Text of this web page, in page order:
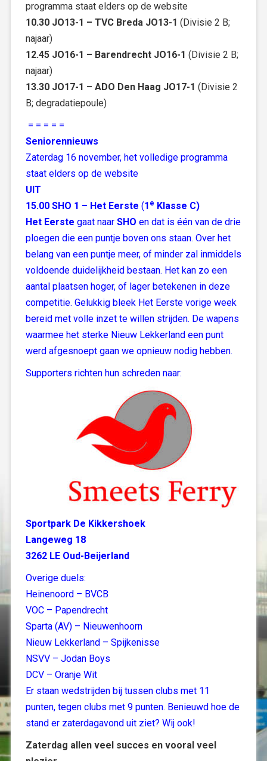
programma staat elders op de website
10.30 JO13-1 – TVC Breda JO13-1 (Divisie 2 B;
najaar)
12.45 JO16-1 – Barendrecht JO16-1 (Divisie 2 B;
najaar)
13.30 JO17-1 – ADO Den Haag JO17-1 (Divisie 2
B; degradatiepoule)
= = = = =
Seniorennieuws
Zaterdag 16 november, het volledige programma
staat elders op de website
UIT
15.00 SHO 1 – Het Eerste (1 e Klasse C)
Het Eerste gaat naar SHO en dat is één van de drie
ploegen die een puntje boven ons staan. Over het
belang van een puntje meer, of minder zal inmiddels
voldoende duidelijkheid bestaan. Het kan zo een
aantal plaatsen hoger, of lager betekenen in deze
competitie. Gelukkig bleek Het Eerste vorige week
bereid met volle inzet te willen strijden. De wapens
waarmee het sterke Nieuw Lekkerland een punt
werd afgesnoept gaan we opnieuw nodig hebben.
Supporters richten hun schreden naar:
Sportpark De Kikkershoek
Langeweg 18
3262 LE Oud-Beijerland
Overige duels:
Heinenoord – BVCB
VOC – Papendrecht
Sparta (AV) – Nieuwenhoorn
Nieuw Lekkerland – Spijkenisse
NSVV – Jodan Boys
DCV – Oranje Wit
Er staan wedstrijden bij tussen clubs met 11
punten, tegen clubs met 9 punten. Benieuwd hoe de
stand er zaterdagavond uit ziet? Wij ook!
Zaterdag allen veel succes en vooral veel